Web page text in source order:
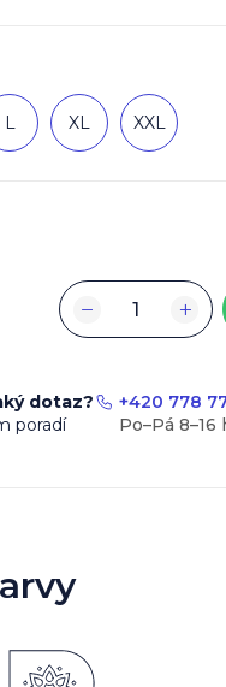
L XL XXL
+
−
dotaz?
poradí
+420 778